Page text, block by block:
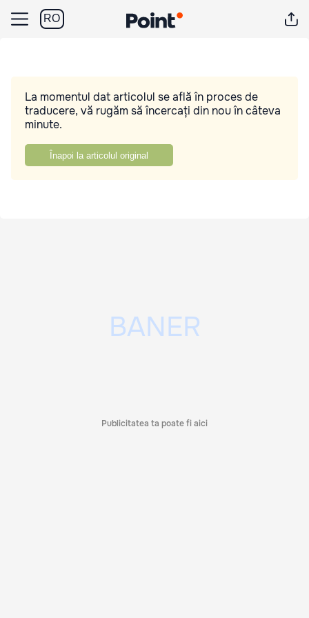
RO
La momentul dat articolul se află în proces de
traducere, vă rugăm să încercați din nou în câteva
minute.
Înapoi la articolul original
Publicitatea ta poate fi aici